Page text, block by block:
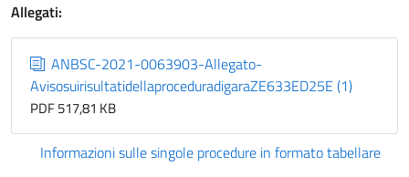
Allegati:
ANBSC-2021-0063903-Allegato-
AvisosuirisultatidellaproceduradigaraZE633ED25E (1)
PDF 517,81 KB
Informazioni sulle singole procedure in formato tabellare